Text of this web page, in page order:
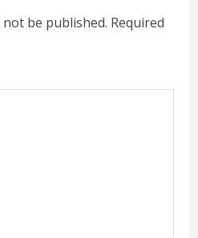
be published. Required